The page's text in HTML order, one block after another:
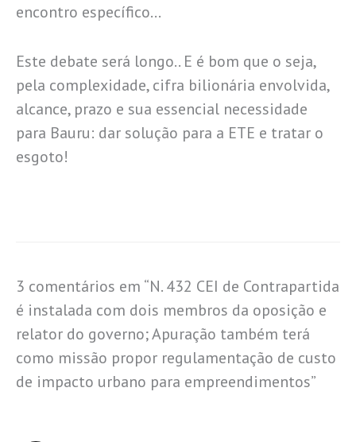
encontro específico…
Este debate será longo.. E é bom que o seja,
pela complexidade, cifra bilionária envolvida,
alcance, prazo e sua essencial necessidade
para Bauru: dar solução para a ETE e tratar o
esgoto!
3 comentários em “N. 432 CEI de Contrapartida
é instalada com dois membros da oposição e
relator do governo; Apuração também terá
como missão propor regulamentação de custo
de impacto urbano para empreendimentos”